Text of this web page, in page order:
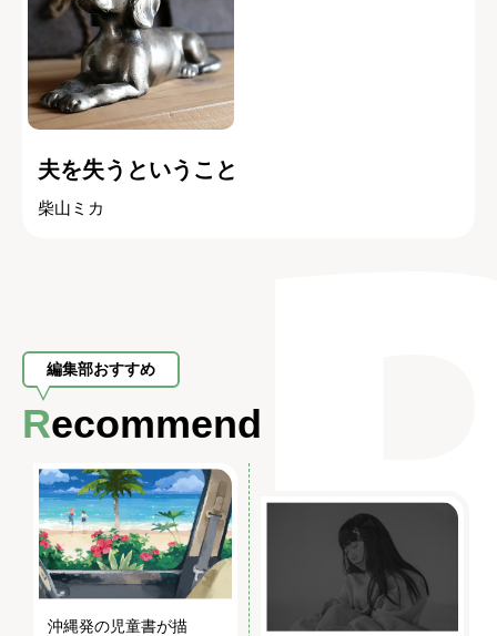
夫を失うということ
柴山ミカ
編集部おすすめ
Recommend
沖縄発の児童書が描